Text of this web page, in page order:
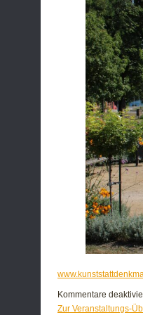
Kommentare
Zur Veranstaltungs-